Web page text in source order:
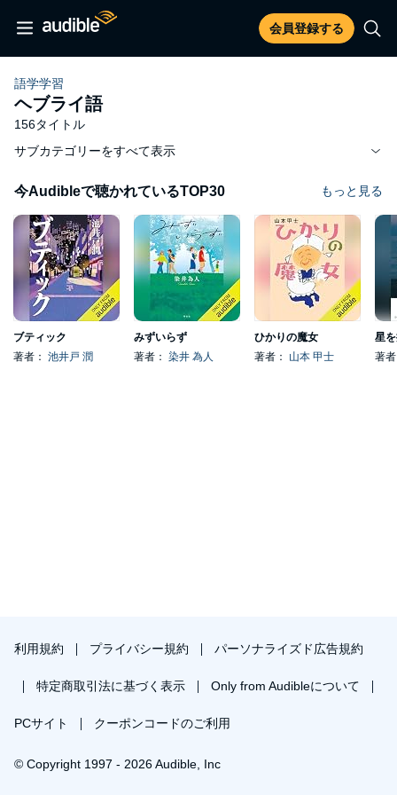
会員登録する
語学学習
ヘブライ語
156タイトル
サブカテゴリーをすべて表示
今Audibleで聴かれているTOP30 もっと見る
ブティック
著者： 池井戸 潤
みずいらず
著者： 染井 為人
ひかりの魔女
著者： 山本 甲士
星
著
利用規約 プライバシー規約 パーソナライズド広告規約
特定商取引法に基づく表示 Only from Audibleについて
PCサイト クーポンコードのご利用
© Copyright 1997 - 2026 Audible, Inc